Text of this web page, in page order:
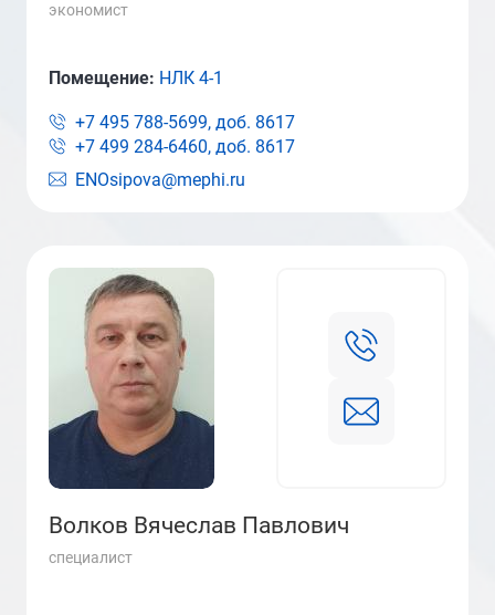
экономист
ENOsipova@mephi.ru
Помещение: НЛК 4-1
+7 495 788-5699, доб. 8617
+7 499 284-6460, доб. 8617
Волков Вячеслав Павлович
специалист